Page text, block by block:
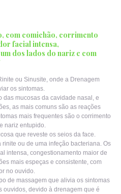
com comichão, corrimento
facial intensa,
dos lados do nariz e com
ou Sinusite, onde a Drenagem
os sintomas.
das mucosas da cavidade nasal, e
as mais comuns são as reações
mais frequentes são o corrimento
nariz entupido.
que reveste os seios da face.
ou de uma infeção bacteriana. Os
intensa, congestionamento maior de
mais espeças e consistente, com
no ouvido.
de massagem que alivia os sintomas
ouvidos, devido à drenagem que é